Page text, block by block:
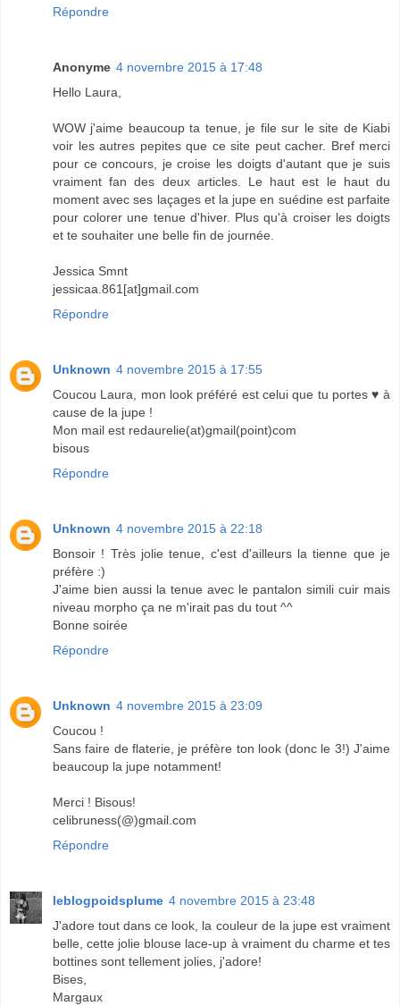
Répondre
Anonyme 4 novembre 2015 à 17:48
Hello Laura,
WOW j'aime beaucoup ta tenue, je file sur le site de Kiabi
voir les autres pepites que ce site peut cacher. Bref merci
pour ce concours, je croise les doigts d'autant que je suis
vraiment fan des deux articles. Le haut est le haut du
moment avec ses laçages et la jupe en suédine est parfaite
pour colorer une tenue d'hiver. Plus qu'à croiser les doigts
et te souhaiter une belle fin de journée.
Jessica Smnt
jessicaa.861[at]gmail.com
Répondre
Unknown 4 novembre 2015 à 17:55
Coucou Laura, mon look préféré est celui que tu portes ♥ à
cause de la jupe !
Mon mail est redaurelie(at)gmail(point)com
bisous
Répondre
Unknown 4 novembre 2015 à 22:18
Bonsoir ! Très jolie tenue, c'est d'ailleurs la tienne que je
préfère :)
J'aime bien aussi la tenue avec le pantalon simili cuir mais
niveau morpho ça ne m'irait pas du tout ^^
Bonne soirée
Répondre
Unknown 4 novembre 2015 à 23:09
Coucou !
Sans faire de flaterie, je préfère ton look (donc le 3!) J'aime
beaucoup la jupe notamment!
Merci ! Bisous!
celibruness(@)gmail.com
Répondre
leblogpoidsplume 4 novembre 2015 à 23:48
J'adore tout dans ce look, la couleur de la jupe est vraiment
belle, cette jolie blouse lace-up à vraiment du charme et tes
bottines sont tellement jolies, j'adore!
Bises,
Margaux